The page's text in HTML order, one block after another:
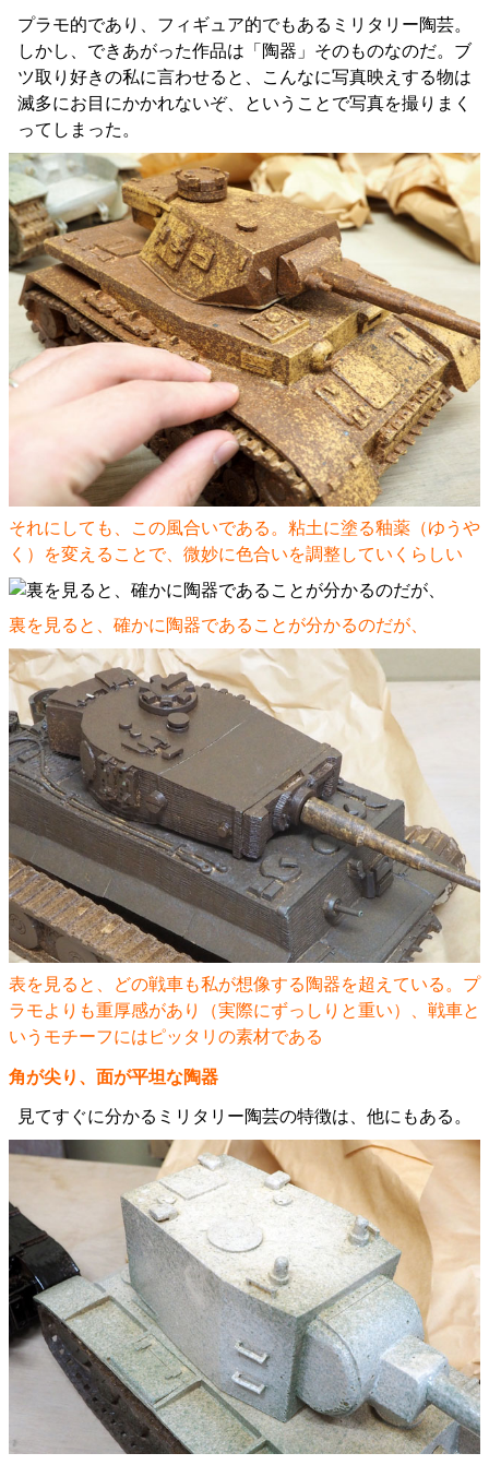
プラモ的であり、フィギュア的でもあるミリタリー陶芸。
しかし、できあがった作品は「陶器」そのものなのだ。ブ
ツ取り好きの私に言わせると、こんなに写真映えする物は
滅多にお目にかかれないぞ、ということで写真を撮りまく
ってしまった。
それにしても、この風合いである。粘土に塗る釉薬（ゆうや
く）を変えることで、微妙に色合いを調整していくらしい
裏を見ると、確かに陶器であることが分かるのだが、
表を見ると、どの戦車も私が想像する陶器を超えている。プ
ラモよりも重厚感があり（実際にずっしりと重い）、戦車と
いうモチーフにはピッタリの素材である
角が尖り、面が平坦な陶器
見てすぐに分かるミリタリー陶芸の特徴は、他にもある。